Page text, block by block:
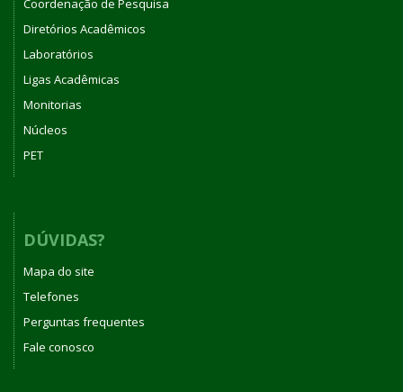
Coordenação de Pesquisa
Diretórios Acadêmicos
Laboratórios
Ligas Acadêmicas
Monitorias
Núcleos
PET
DÚVIDAS?
Mapa do site
Telefones
Perguntas frequentes
Fale conosco